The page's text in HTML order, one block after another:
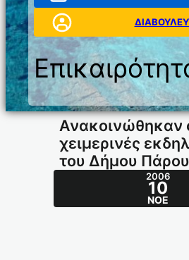
Ανακοινώθηκαν
χειμερινές
του Δήμου Πάρου
2006
10
ΝΟΈ